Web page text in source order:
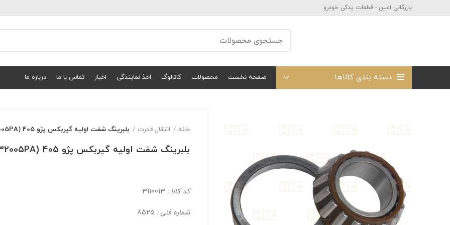
بازرگانی امین - قطعات یدکی خودرو
دسته بندی کالاها صفحه نخست محصولات کاتالوگ اخذ نمایندگی اخبار تماس با ما درباره ما
خانه انتقال قدرت بلبرینگ شفت اولیه گیربکس پژو 405 (32005PA)
بلبرینگ شفت اولیه گیربکس پژو 405 (32005PA)
کد کالا :
شماره فنی :